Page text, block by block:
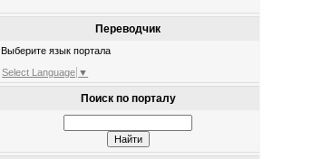
Переводчик
Выберите язык портала
Select Language ▼
Поиск по порталу